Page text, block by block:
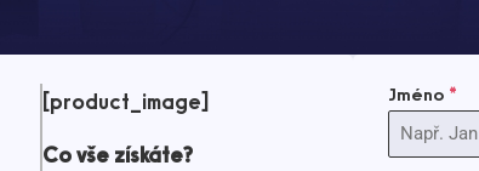
[product_image]
Co vše získáte?
Jméno *